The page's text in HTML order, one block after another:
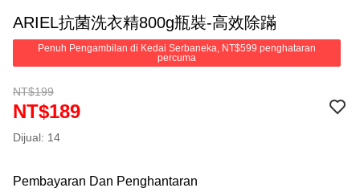
ARIEL抗菌洗衣精800g瓶裝-高效除蹣
Penuh Pengambilan di Kedai Serbaneka, NT$599 penghataran
percuma
NT$199
NT$189
Dijual: 14
Pembayaran Dan Penghantaran